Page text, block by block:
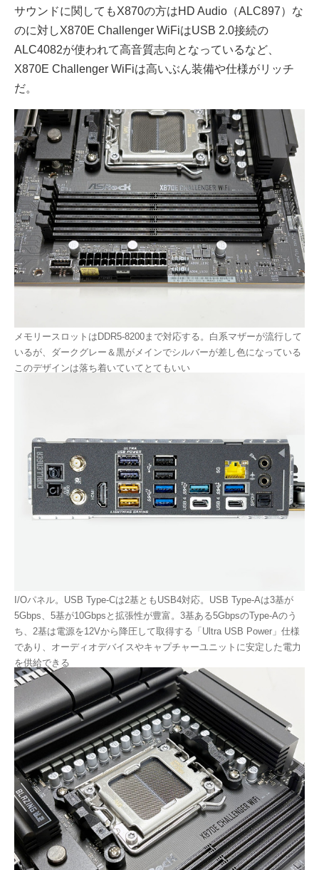
サウンドに関してもX870の方はHD Audio（ALC897）な
のに対しX870E Challenger WiFiはUSB 2.0接続の
ALC4082が使われて高音質志向となっているなど、
X870E Challenger WiFiは高いぶん装備や仕様がリッチ
だ。
メモリースロットはDDR5-8200まで対応する。白系マザーが流行して
いるが、ダークグレー＆黒がメインでシルバーが差し色になっている
このデザインは落ち着いていてとてもいい
I/Oパネル。USB Type-Cは2基ともUSB4対応。USB Type-Aは3基が
5Gbps、5基が10Gbpsと拡張性が豊富。3基ある5GbpsのType-Aのう
ち、2基は電源を12Vから降圧して取得する「Ultra USB Power」仕様
であり、オーディオデバイスやキャプチャーユニットに安定した電力
を供給できる